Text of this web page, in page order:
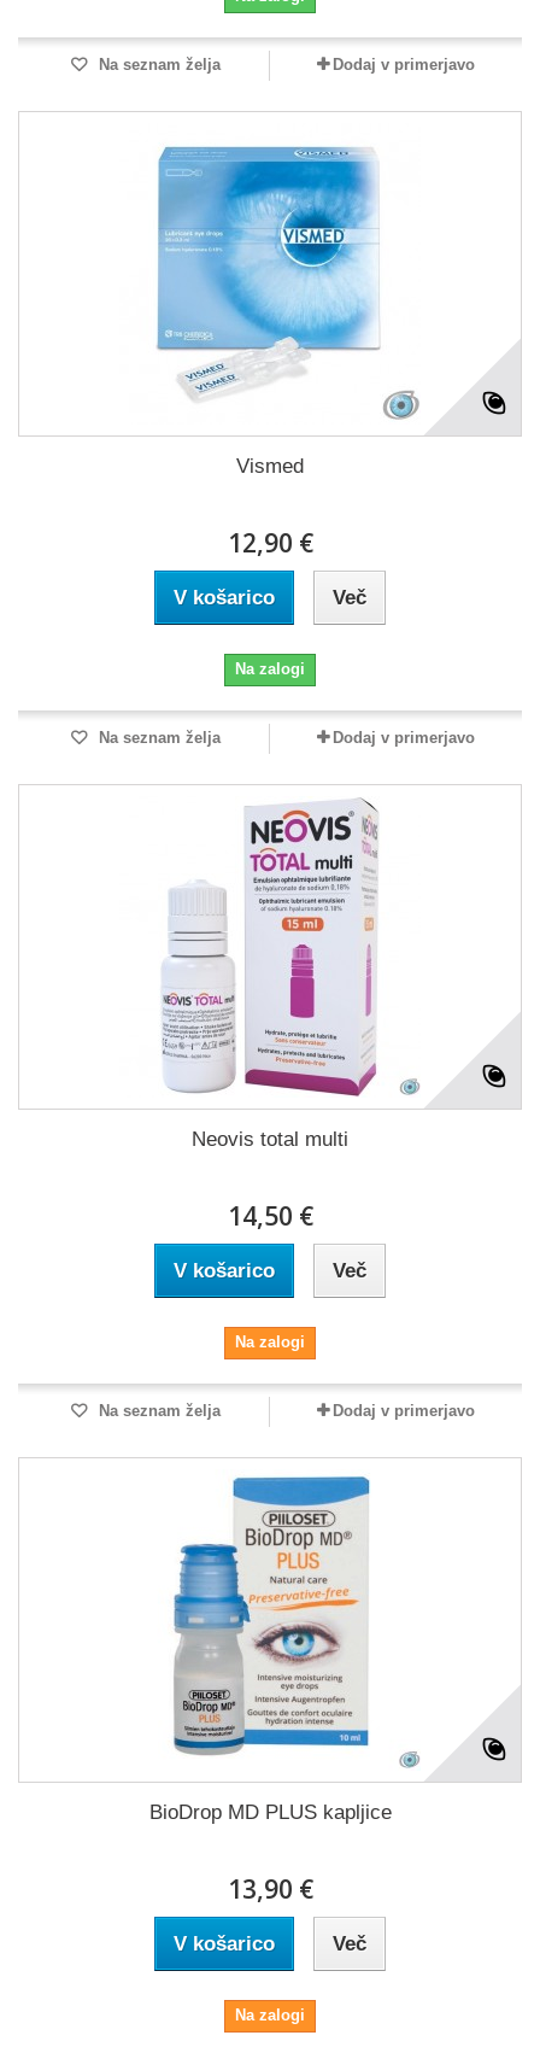
Na seznam želja Dodaj v primerjavo
Vismed
12,90 €
V košarico Več
Na zalogi
Na seznam želja Dodaj v primerjavo
Neovis total multi
14,50 €
V košarico Več
Na zalogi
Na seznam želja Dodaj v primerjavo
BioDrop MD PLUS kapljice
13,90 €
V košarico Več
Na zalogi